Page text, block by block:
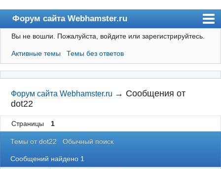
Форум сайта Webhamster.ru
Форум
Пользователи
Поиск
Регистрация
Webhamster.ru
Вы не вошли. Пожалуйста, войдите или зарегистрируйтесь.
Активные темы Темы без ответов
Форум сайта Webhamster.ru → Сообщения от
dot22
Страницы 1
Темы от dot22 Обычный поиск
Сообщений найдено 1